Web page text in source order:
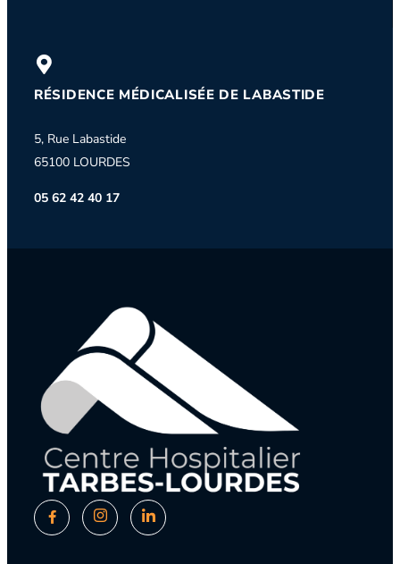
RÉSIDENCE MÉDICALISÉE DE LABASTIDE
5, Rue Labastide
65100 LOURDES
05 62 42 40 17